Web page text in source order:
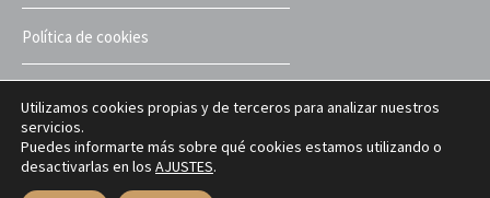
Política de cookies
Términos y condiciones
Utilizamos cookies propias y de terceros para analizar nuestros
servicios.
Puedes informarte más sobre qué cookies estamos utilizando o
desactivarlas en los AJUSTES.